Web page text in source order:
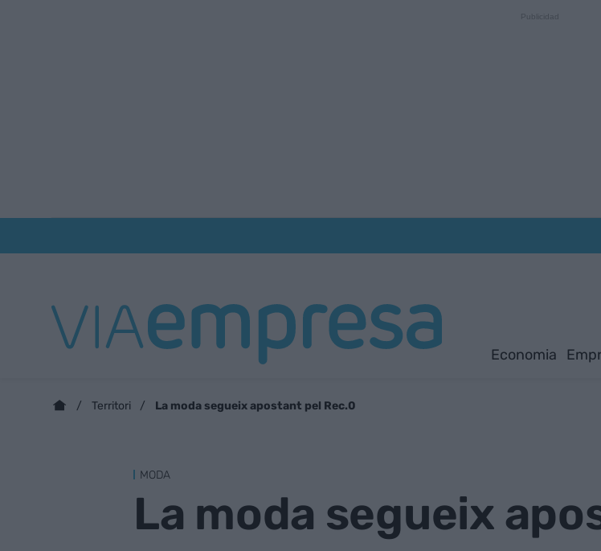
Economia
Territori La moda segueix apostant pel Rec.0
MODA
La moda segueix